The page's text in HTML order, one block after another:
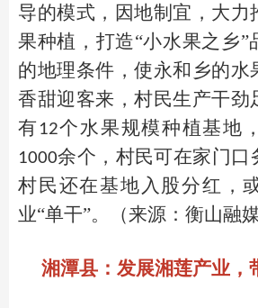
导的模式，因地制宜，大力
果种植，打造“小水果之乡”
的地理条件，使永和乡的水
香甜迎客来，村民生产干劲
有12个水果规模种植基地
1000余个，村民可在家门口
村民还在基地入股分红，
业“单干”。（来源：衡山融媒
湘潭县：发展湘莲产业，